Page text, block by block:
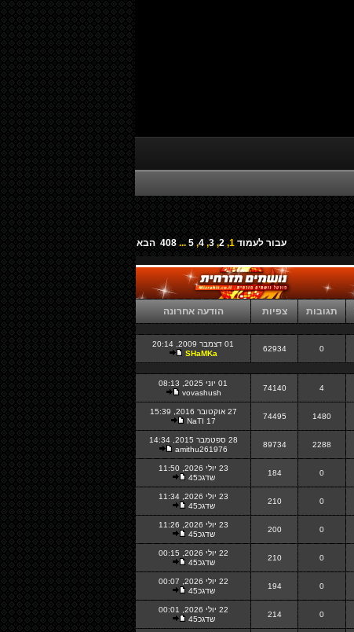
עבור לעמוד 1
,
2
,
3
,
4
,
5
...
408 הבא
תגובות צפיות הודעה אחרונה
0
62934
01 דצמבר 2009, 20:14
SHaMKa
4
74140
01 יוני 2025, 08:13
vovashush
1480
74495
27 אוקטובר 2016, 15:39
NaTI 17
2288
89734
28 ספטמבר 2015, 14:34
amithu261976
0
184
23 יולי 2026, 11:50
שדגכ45
0
210
23 יולי 2026, 11:34
שדגכ45
0
200
23 יולי 2026, 11:26
שדגכ45
0
210
22 יולי 2026, 00:15
שדגכ45
0
194
22 יולי 2026, 00:07
שדגכ45
0
214
22 יולי 2026, 00:01
שדגכ45